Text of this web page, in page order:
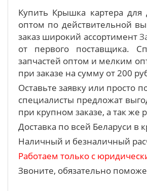
Купить Крышка картера для
оптом по действительной
заказ широкий ассортимент
от первого поставщика.
запчастей оптом и мелким
при заказе на сумму от 200
Оставьте заявку или просто
специалисты предложат
при крупном заказе, а так же
Доставка по всей Беларуси в
Наличный и безналичный
Работаем только с
Звоните, обязательно